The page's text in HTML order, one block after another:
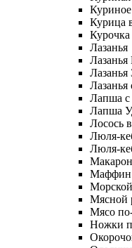
Курица
Лазанья
Лазанья
Лапша с
Лапша
Лосось
Люля-
Люля-
Маффин
Мясной
Мясо
Ножки